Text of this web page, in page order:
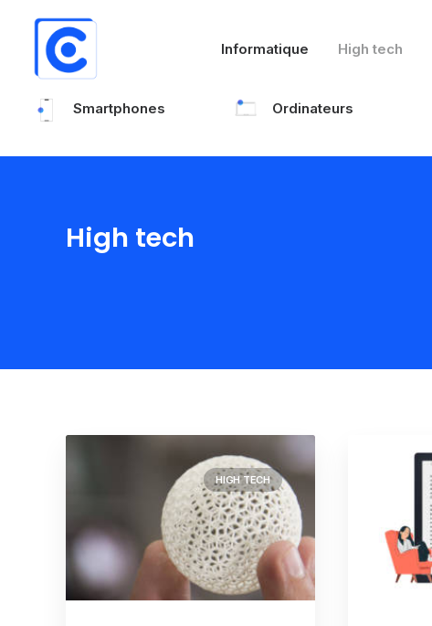
Informatique High tech
Smartphones Ordinateurs
High tech
HIGH TECH